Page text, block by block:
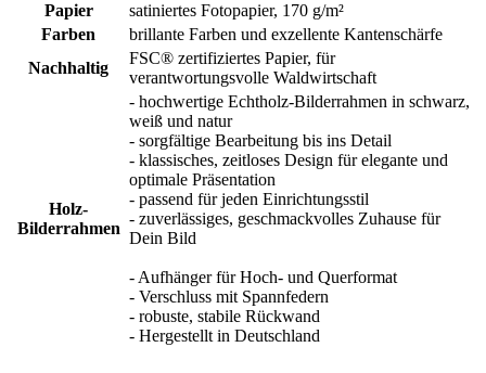
Papier
satiniertes Fotopapier, 170 g/m²
Farben
brillante Farben und exzellente Kantenschärfe
Nachhaltig
FSC® zertifiziertes Papier, für
verantwortungsvolle Waldwirtschaft
Holz-
Bilderrahmen
- hochwertige Echtholz-Bilderrahmen in schwarz,
weiß und natur
- sorgfältige Bearbeitung bis ins Detail
- klassisches, zeitloses Design für elegante und
optimale Präsentation
- passend für jeden Einrichtungsstil
- zuverlässiges, geschmackvolles Zuhause für
Dein Bild
- Aufhänger für Hoch- und Querformat
- Verschluss mit Spannfedern
- robuste, stabile Rückwand
- Hergestellt in Deutschland